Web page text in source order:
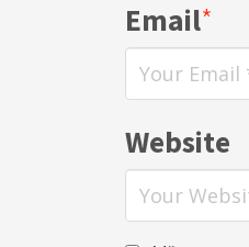
Email*
Website